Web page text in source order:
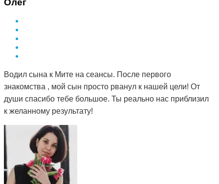
Водил сына к Мите на сеансы. После первого
знакомства , мой сын просто рванул к нашей цели! От
души спасибо тебе большое. Ты реально нас приблизил
к желанному результату!